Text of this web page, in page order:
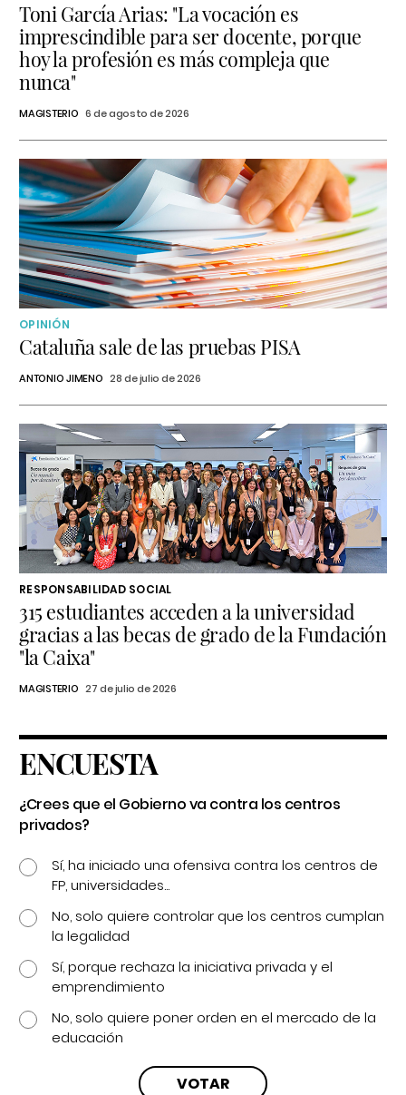
Toni García Arias: "La vocación es
imprescindible para ser docente, porque
hoy la profesión es más compleja que
nunca"
MAGISTERIO 6 de agosto de 2026
OPINIÓN
Cataluña sale de las pruebas PISA
ANTONIO JIMENO 28 de julio de 2026
RESPONSABILIDAD SOCIAL
315 estudiantes acceden a la universidad
gracias a las becas de grado de la Fundación
"la Caixa"
MAGISTERIO 27 de julio de 2026
ENCUESTA
¿Crees que el Gobierno va contra los centros
privados?
Sí, ha iniciado una ofensiva contra los centros de
FP, universidades...
No, solo quiere controlar que los centros cumplan
la legalidad
Sí, porque rechaza la iniciativa privada y el
emprendimiento
No, solo quiere poner orden en el mercado de la
educación